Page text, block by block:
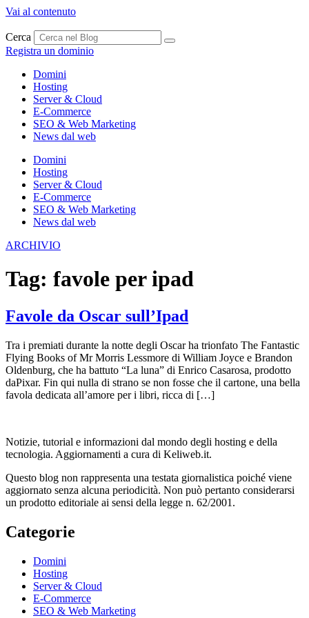
Vai al contenuto
Cerca
Registra un dominio
Domini
Hosting
Server & Cloud
E-Commerce
SEO & Web Marketing
News dal web
Domini
Hosting
Server & Cloud
E-Commerce
SEO & Web Marketing
News dal web
ARCHIVIO
Tag: favole per ipad
Favole da Oscar sull’Ipad
Tra i premiati durante la notte degli Oscar ha trionfato The Fantastic
Flying Books of Mr Morris Lessmore di William Joyce e Brandon
Oldenburg, che ha battuto “La luna” di Enrico Casarosa, prodotto
daPixar. Fin qui nulla di strano se non fosse che il cartone, una bella
favola dedicata all’amore per i libri, ricca di […]
Notizie, tutorial e informazioni dal mondo degli hosting e della
tecnologia. Aggiornamenti a cura di Keliweb.it.
Questo blog non rappresenta una testata giornalistica poiché viene
aggiornato senza alcuna periodicità. Non può pertanto considerarsi
un prodotto editoriale ai sensi della legge n. 62/2001.
Categorie
Domini
Hosting
Server & Cloud
E-Commerce
SEO & Web Marketing